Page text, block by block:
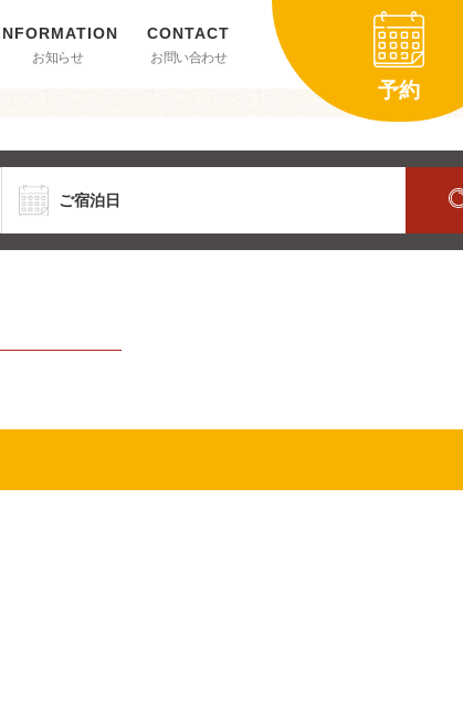
お知らせ お問い合わせ
予約